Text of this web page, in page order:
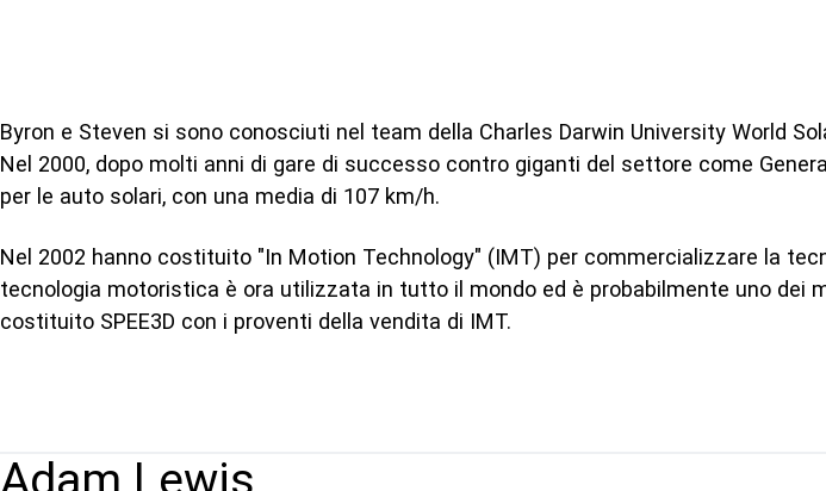
Byron e Steven si sono conosciuti nel team della Charles Darwin University World
Nel 2000, dopo molti anni di gare di successo contro giganti del settore come
per le auto solari, con una media di 107 km/h.
Nel 2002 hanno costituito "In Motion Technology" (IMT) per commercializzare la
tecnologia motoristica è ora utilizzata in tutto il mondo ed è probabilmente uno dei
costituito SPEE3D con i proventi della vendita di IMT.